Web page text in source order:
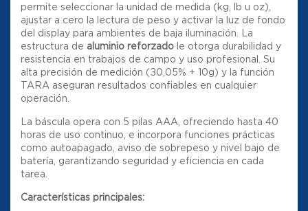
permite seleccionar la unidad de medida (kg, lb u oz),
ajustar a cero la lectura de peso y activar la luz de fondo
del display para ambientes de baja iluminación. La
estructura de aluminio reforzado le otorga durabilidad y
resistencia en trabajos de campo y uso profesional. Su
alta precisión de medición (±0,05% + 10g) y la función
TARA aseguran resultados confiables en cualquier
operación.
La báscula opera con 5 pilas AAA, ofreciendo hasta 40
horas de uso continuo, e incorpora funciones prácticas
como autoapagado, aviso de sobrepeso y nivel bajo de
batería, garantizando seguridad y eficiencia en cada
tarea.
Características principales: